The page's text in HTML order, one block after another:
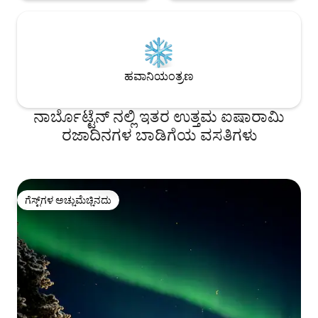
ಹವಾನಿಯಂತ್ರಣ
ನಾರ್ಬೊಟ್ಟೆನ್ ನಲ್ಲಿ ಇತರ ಉತ್ತಮ ಐಷಾರಾಮಿ
ರಜಾದಿನಗಳ ಬಾಡಿಗೆಯ ವಸತಿಗಳು
ಗೆಸ್ಟ್‌ಗಳ ಅಚ್ಚುಮೆಚ್ಚಿನದು
ಗೆಸ್ಟ್‌ಗಳ ಅಚ್ಚುಮೆಚ್ಚಿನದು